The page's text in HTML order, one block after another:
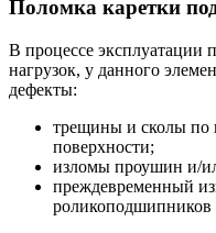
Поломка каретки
В процессе эксплуатации
нагрузок, у данного
дефекты:
трещины и сколы по
поверхности;
изломы проушин и/
преждевременный
роликоподшипников